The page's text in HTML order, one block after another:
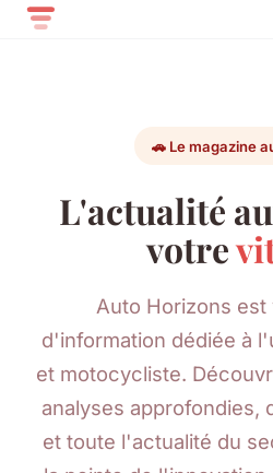
🚗 Le magazine
L'actualité
votre
Auto Horizons
d'information dédiée à
et motocycliste.
analyses approfondies,
et toute l'actualité du